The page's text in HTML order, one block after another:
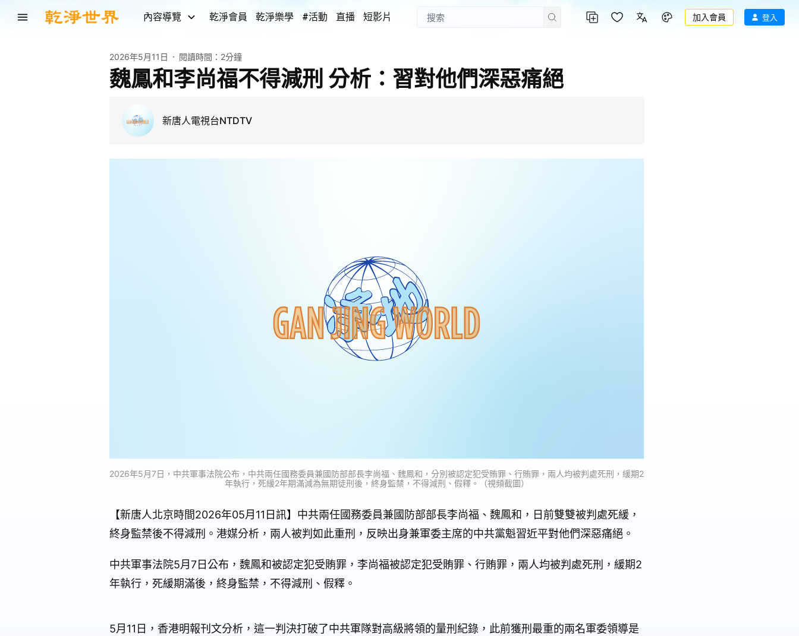
內容導覽 乾淨會員 乾淨樂學 #活動 直播 短影片 加入會員 登入
2026年5月11日 閱讀時間： 2分鐘
魏鳳和李尚福不得減刑 分析：習對他們深惡痛絕
新唐人電視台NTDTV
2026年5月7日，中共軍事法院公布，中共兩任國務委員兼國防部部長李尚福、魏鳳和，分別被認定犯受賄罪、行賄罪，兩人均被判處死刑，緩期2
年執行，死緩2年期滿減為無期徒刑後，終身監禁，不得減刑、假釋。（視頻截圖）
【新唐人北京時間2026年05月11日訊】中共兩任國務委員兼國防部部長李尚福、魏鳳和，日前雙雙被判處死緩，
終身監禁後不得減刑。港媒分析，兩人被判如此重刑，反映出身兼軍委主席的中共黨魁習近平對他們深惡痛絕。
中共軍事法院5月7日公布，魏鳳和被認定犯受賄罪，李尚福被認定犯受賄罪、行賄罪，兩人均被判處死刑，緩期2
年執行，死緩期滿後，終身監禁，不得減刑、假釋。
5月11日，香港明報刊文分析，這一判決打破了中共軍隊對高級將領的量刑紀錄，此前獲刑最重的兩名軍委領導是